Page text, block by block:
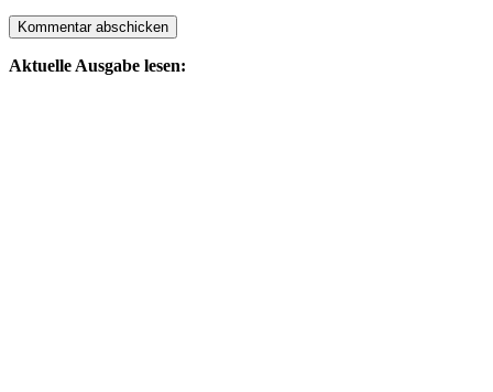
Aktuelle Ausgabe lesen: